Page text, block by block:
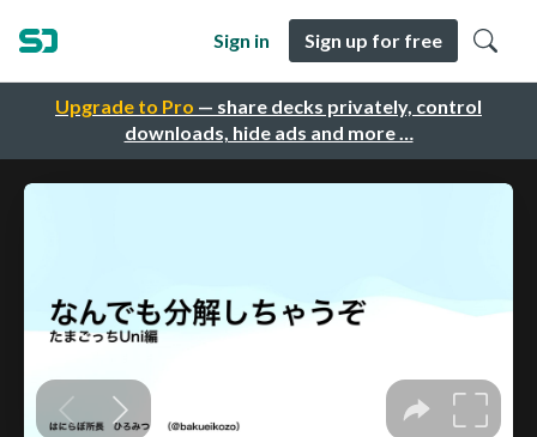
Upgrade to Pro — share decks privately, control
downloads, hide ads and more …
Sign in Sign up for free